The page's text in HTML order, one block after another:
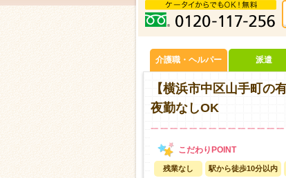
介護職・ヘルパー 派遣
【横浜市中区山手町
夜勤なしOK
残業なし 駅から徒歩10分以内